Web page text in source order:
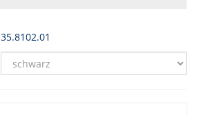
35.8102.01